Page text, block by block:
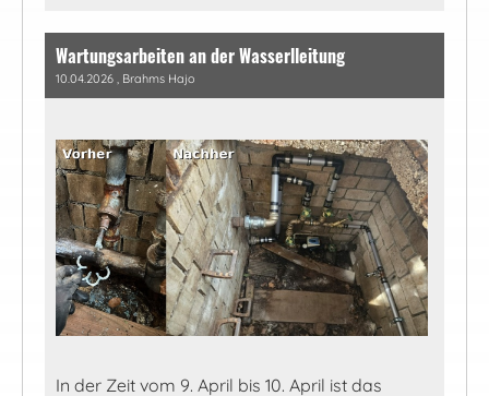
Wartungsarbeiten an der Wasserlleitung
10.04.2026 , Brahms Hajo
In der Zeit vom 9. April bis 10. April ist das